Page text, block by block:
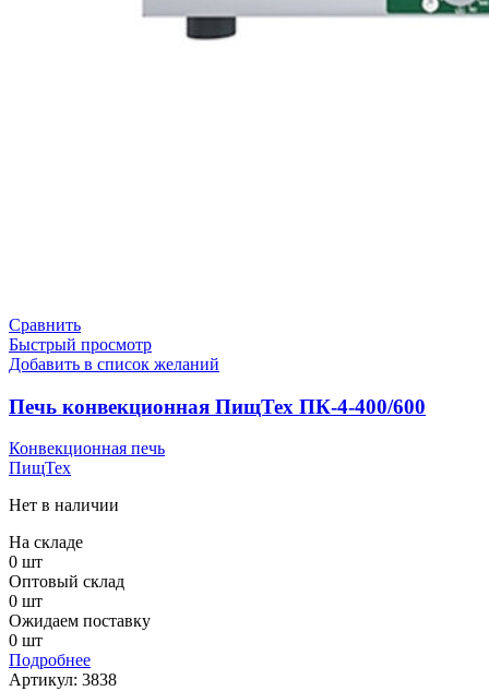
Сравнить
Быстрый просмотр
Добавить в список желаний
Печь конвекционная ПищТех ПК-4-400/600
Конвекционная печь
ПищТех
Нет в наличии
На складе
0 шт
Оптовый склад
0 шт
Ожидаем поставку
0 шт
Подробнее
Артикул: 3838